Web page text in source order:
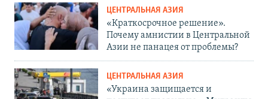
ЦЕНТРАЛЬНАЯ АЗИЯ
«Краткосрочное решение».
Почему амнистии в Центральной
Азии не панацея от проблемы?
ЦЕНТРАЛЬНАЯ АЗИЯ
«Украина защищается и